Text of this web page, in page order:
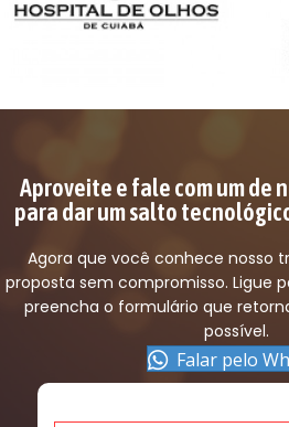
Aproveite e fale com um de
para dar um salto
Agora que você conhece nosso
proposta sem compromisso. Ligue
preencha o formulário que
possível.
Falar pelo